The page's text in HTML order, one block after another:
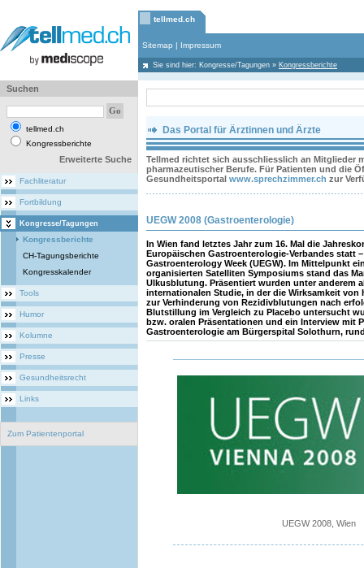
tellmed.ch
Sitemap | Impressum
Sie sind hier: Kongresse/Tagungen » Kongressberichte
Suchen
tellmed.ch
Kongressberichte
Erweiterte Suche
Fachliteratur
Fortbildung
Kongresse/Tagungen
Kongressberichte
CH-Tagungsberichte
Kongresskalender
Tools
Humor
Kolumne
Presse
Gesundheitsrecht
Links
Zum Patientenportal
Das Portal für Ärztinnen und Ärzte
Tellmed richtet sich ausschliesslich an Mitglieder
pharmazeutischer Berufe. Für Patienten und die
Gesundheitsportal www.sprechzimmer.ch zur
UEGW 2008 (Gastroenterologie)
In Wien fand letztes Jahr zum 16. Mal die
Europäischen Gastroenterologie-Verbandes statt
Gastroenterology Week (UEGW). Im Mittelpunkt
organisierten Satelliten Symposiums stand das
Ulkusblutung. Präsentiert wurden unter anderem
internationalen Studie, in der die Wirksamkeit von
zur Verhinderung von Rezidivblutungen nach
Blutstillung im Vergleich zu Placebo untersucht
bzw. oralen Präsentationen und ein Interview mit
Gastroenterologie am Bürgerspital Solothurn,
UEGW 2008, Wien